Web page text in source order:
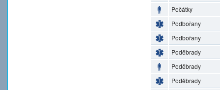
Počátky
Podbořany
Podbořany
Poděbrady
Poděbrady
Poděbrady